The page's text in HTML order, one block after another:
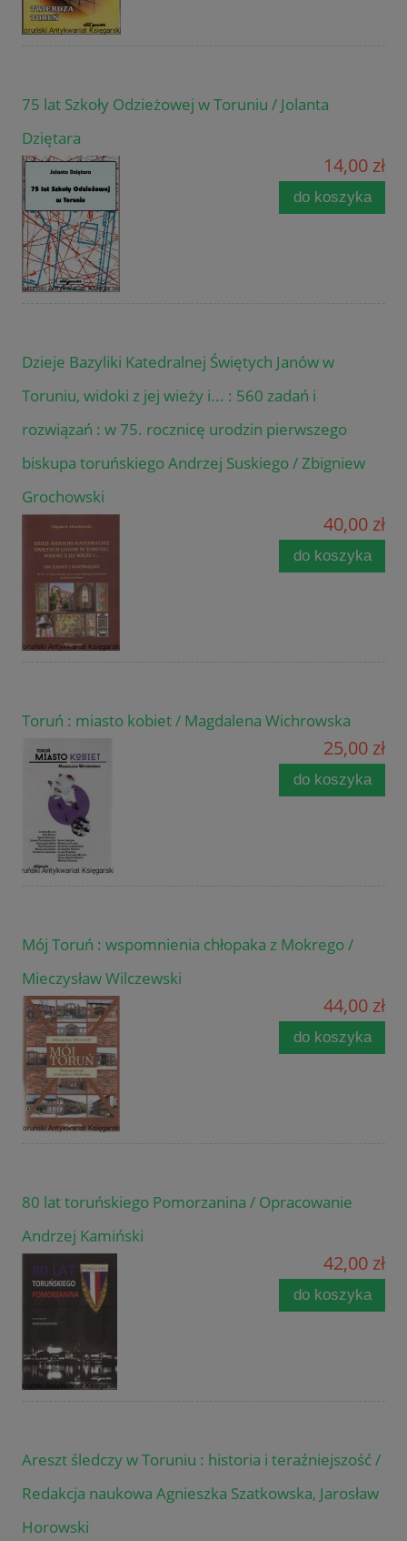
75 lat Szkoły Odzieżowej w Toruniu / Jolanta
Dziętara
14,00 zł
do koszyka
Dzieje Bazyliki Katedralnej Świętych Janów w
Toruniu, widoki z jej wieży i... : 560 zadań i
rozwiązań : w 75. rocznicę urodzin pierwszego
biskupa toruńskiego Andrzej Suskiego / Zbigniew
Grochowski
40,00 zł
do koszyka
Toruń : miasto kobiet / Magdalena Wichrowska
25,00 zł
do koszyka
Mój Toruń : wspomnienia chłopaka z Mokrego /
Mieczysław Wilczewski
44,00 zł
do koszyka
80 lat toruńskiego Pomorzanina / Opracowanie
Andrzej Kamiński
42,00 zł
do koszyka
Areszt śledczy w Toruniu : historia i teraźniejszość /
Redakcja naukowa Agnieszka Szatkowska, Jarosław
Horowski